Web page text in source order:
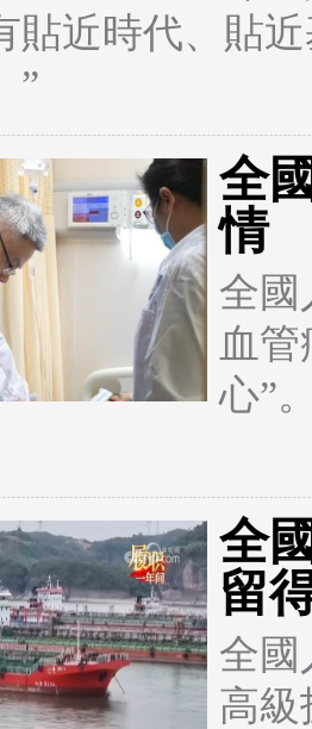
貼近時代、貼
”
全
情
全國
血
心”
全
留
全國
高級